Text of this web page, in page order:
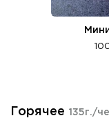
Горячее 135г./